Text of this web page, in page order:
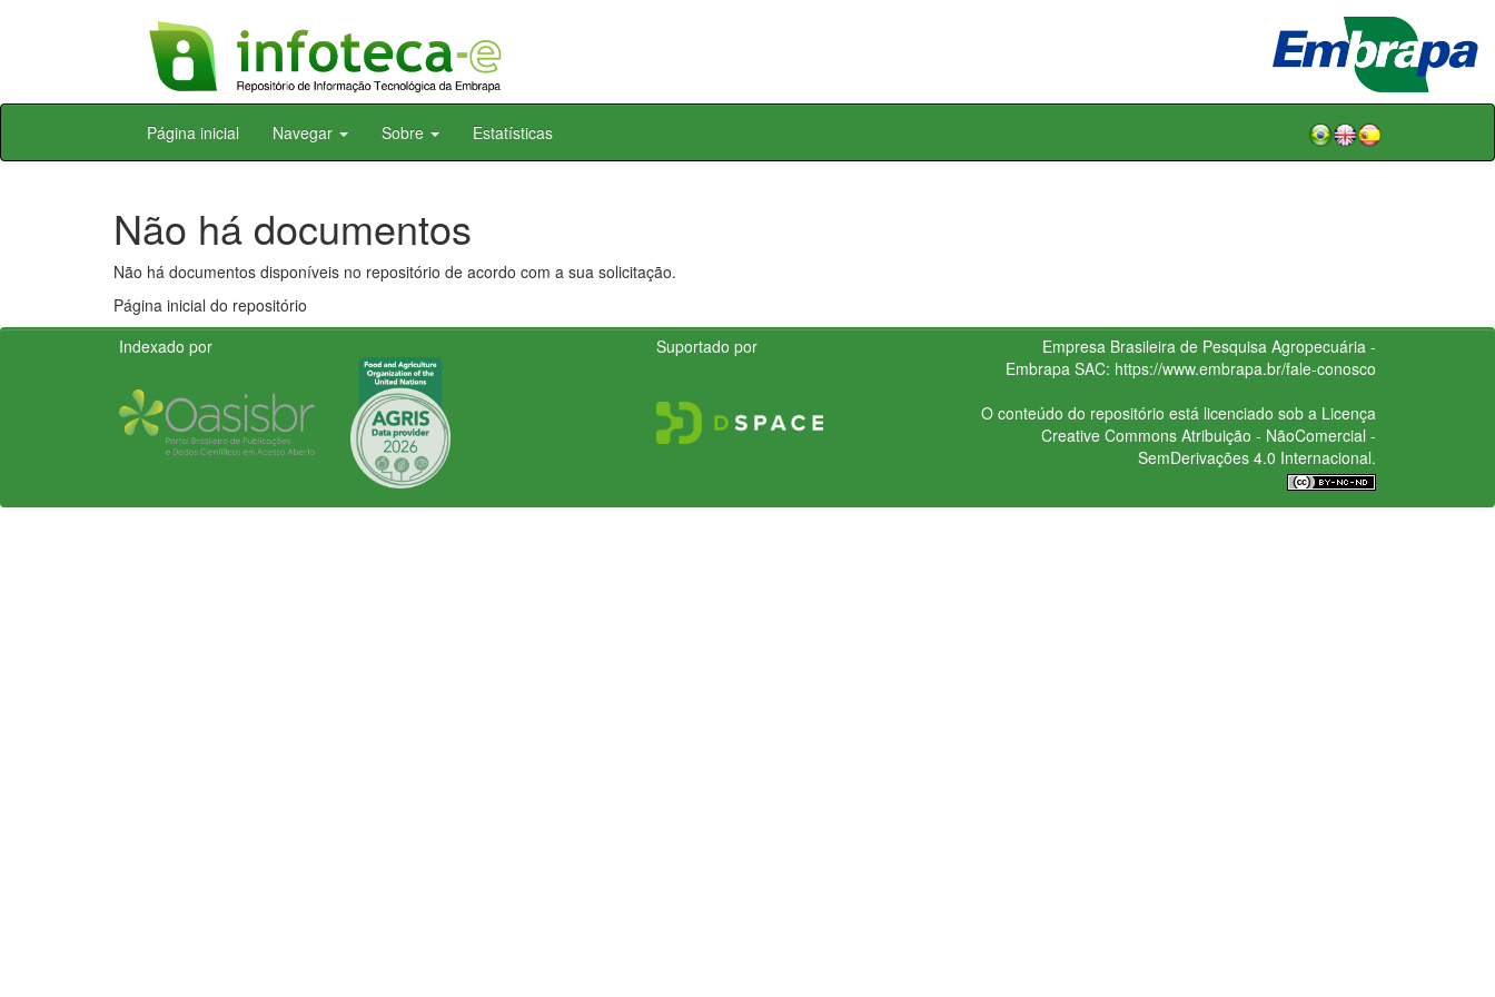
Skip
Página inicial Navegar Sobre Estatísticas
Não há documentos
Não há documentos disponíveis no repositório de acordo com a sua solicitação.
Página inicial do repositório
Indexado por
Suportado por
Empresa Brasileira de Pesquisa Agropecuária -
Embrapa SAC: https://www.embrapa.br/fale-conosco
O conteúdo do repositório está licenciado sob a Licença
Creative CommonsAtribuição - NãoComercial -
SemDerivações 4.0 Internacional.